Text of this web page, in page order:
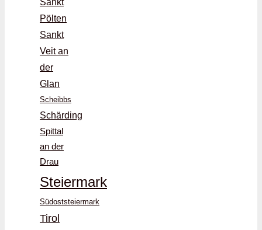
Sankt
Pölten
Sankt
Veit an
der
Glan
Scheibbs
Schärding
Spittal
an der
Drau
Steiermark
Südoststeiermark
Tirol